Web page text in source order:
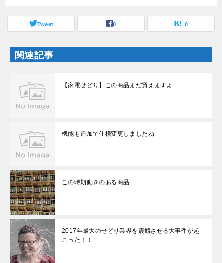
ま い
ウ
ィ
ウ
で
開
)
Tweet 0 0
関連記事
【家電せどり】この商品まだ買えますよ
機能も追加で仕様変更しましたね
この時期動きのある商品
2017年最大のせどり業界を震撼させる大事件が起
こった！！